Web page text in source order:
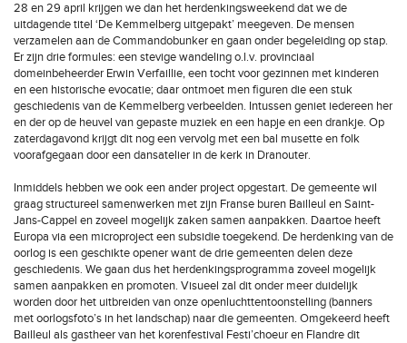
28 en 29 april krijgen we dan het herdenkingsweekend dat we de
uitdagende titel ‘De Kemmelberg uitgepakt’ meegeven. De mensen
verzamelen aan de Commandobunker en gaan onder begeleiding op stap.
Er zijn drie formules: een stevige wandeling o.l.v. provinciaal
domeinbeheerder Erwin Verfaillie, een tocht voor gezinnen met kinderen
en een historische evocatie; daar ontmoet men figuren die een stuk
geschiedenis van de Kemmelberg verbeelden. Intussen geniet iedereen her
en der op de heuvel van gepaste muziek en een hapje en een drankje. Op
zaterdagavond krijgt dit nog een vervolg met een bal musette en folk
voorafgegaan door een dansatelier in de kerk in Dranouter.
Inmiddels hebben we ook een ander project opgestart. De gemeente wil
graag structureel samenwerken met zijn Franse buren Bailleul en Saint-
Jans-Cappel en zoveel mogelijk zaken samen aanpakken. Daartoe heeft
Europa via een microproject een subsidie toegekend. De herdenking van de
oorlog is een geschikte opener want de drie gemeenten delen deze
geschiedenis. We gaan dus het herdenkingsprogramma zoveel mogelijk
samen aanpakken en promoten. Visueel zal dit onder meer duidelijk
worden door het uitbreiden van onze openluchttentoonstelling (banners
met oorlogsfoto’s in het landschap) naar die gemeenten. Omgekeerd heeft
Bailleul als gastheer van het korenfestival Festi’choeur en Flandre dit